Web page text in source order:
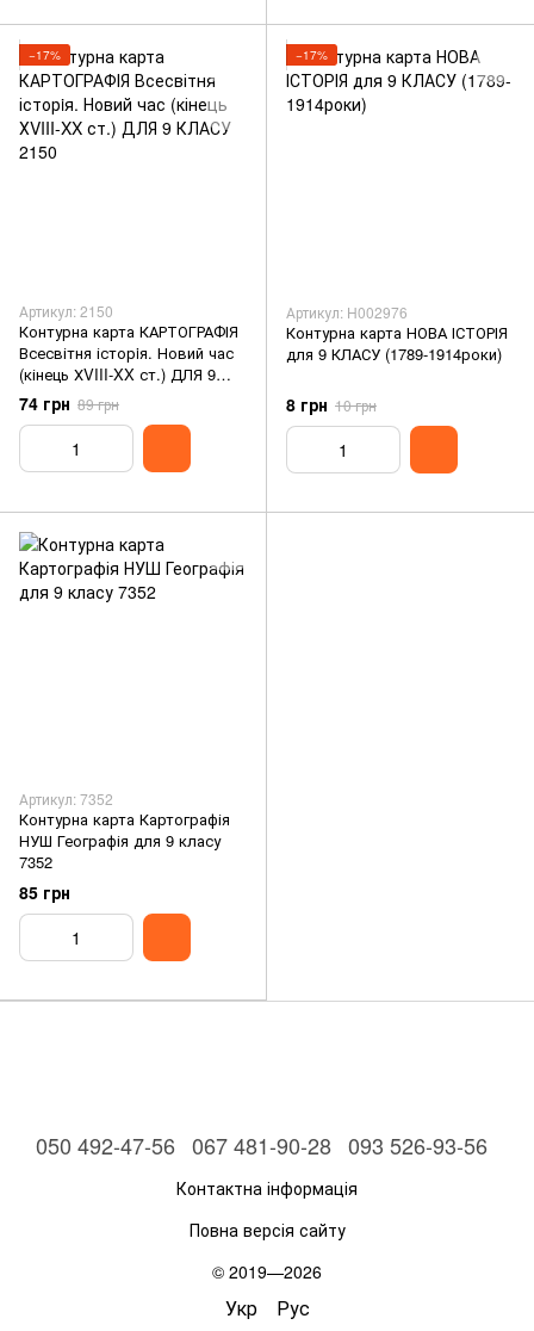
−17%
Артикул: 2150
Контурна карта КАРТОГРАФІЯ
Всесвітня історiя. Новий час
(кінець ХVIII-XX ст.) ДЛЯ 9
КЛАСУ 2150
74 грн 89 грн
−17%
Артикул: H002976
Контурна карта НОВА ІСТОРІЯ
для 9 КЛАСУ (1789-1914роки)
8 грн 10 грн
Артикул: 7352
Контурна карта Картографія
НУШ Географія для 9 класу
7352
85 грн
050 492-47-56 067 481-90-28 093 526-93-56
Контактна інформація
Повна версія сайту
© 2019—2026
Укр Рус